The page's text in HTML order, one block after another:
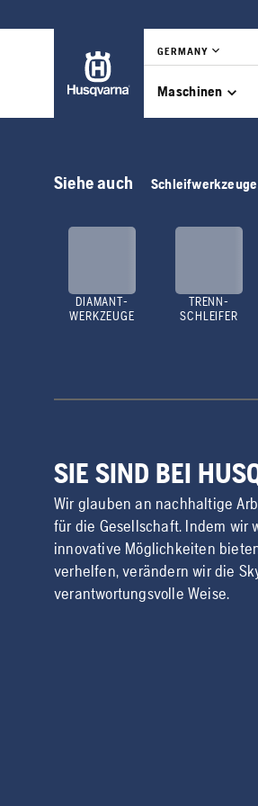
GERMANY
Maschinen
Siehe auch
DIAMANT-
WERKZEUGE
TRENN-
SCHLEIFER
SIE SIND BEI
Wir glauben an nachhaltige
für die Gesellschaft. Indem wir
innovative Möglichkeiten
verhelfen, verändern wir die
verantwortungsvolle Weise.